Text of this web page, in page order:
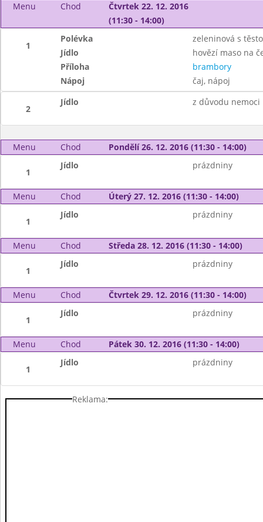
Menu Chod
Čtvrtek 22. 12. 2016
(11:30 - 14:00)
1
Polévka
zeleninová s
Jídlo
hovězí maso na
Příloha
brambory
Nápoj
čaj, nápoj
2
Jídlo z důvodu nemoci
Menu Chod Pondělí 26. 12. 2016 (11:30 - 14:00)
1
Jídlo prázdniny
Menu Chod Úterý 27. 12. 2016 (11:30 - 14:00)
1
Jídlo prázdniny
Menu Chod Středa 28. 12. 2016 (11:30 - 14:00)
1
Jídlo prázdniny
Menu Chod Čtvrtek 29. 12. 2016 (11:30 - 14:00)
1
Jídlo prázdniny
Menu Chod Pátek 30. 12. 2016 (11:30 - 14:00)
1
Jídlo prázdniny
Reklama: